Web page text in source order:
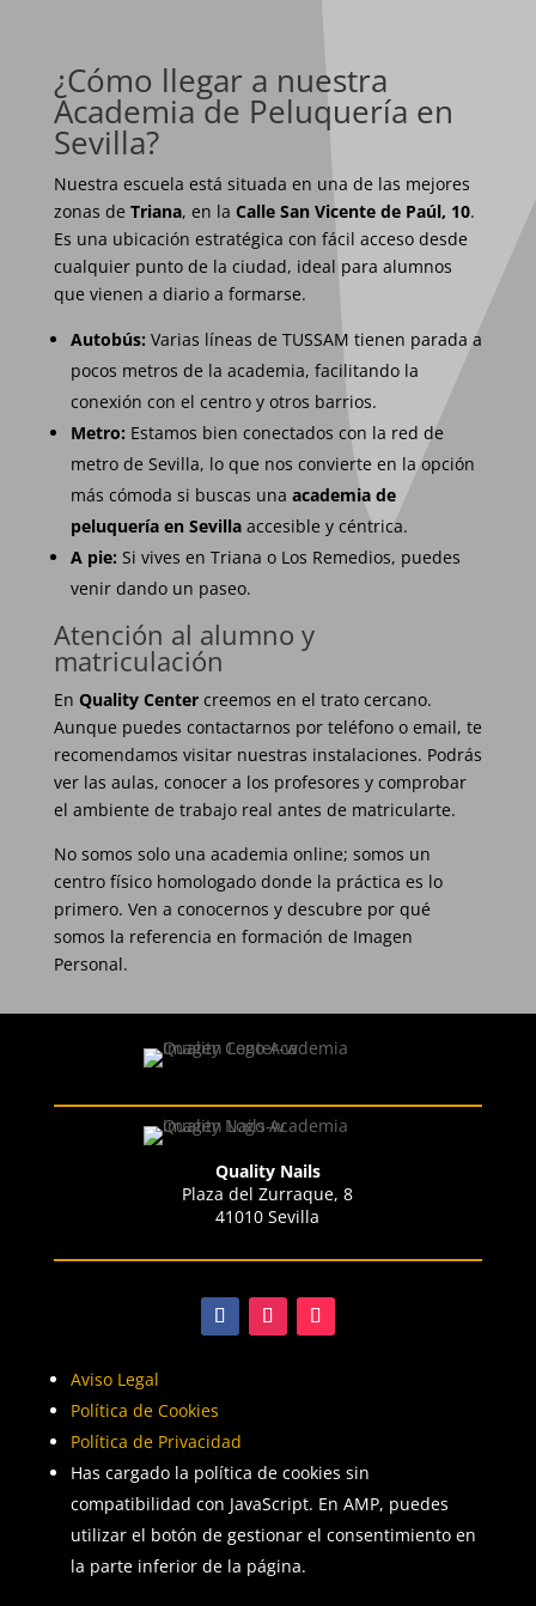
¿Cómo llegar a nuestra
Academia de Peluquería en
Sevilla?
Nuestra escuela está situada en una de las mejores
zonas de Triana, en la Calle San Vicente de Paúl, 10.
Es una ubicación estratégica con fácil acceso desde
cualquier punto de la ciudad, ideal para alumnos
que vienen a diario a formarse.
Autobús: Varias líneas de TUSSAM tienen parada a
pocos metros de la academia, facilitando la
conexión con el centro y otros barrios.
Metro: Estamos bien conectados con la red de
metro de Sevilla, lo que nos convierte en la opción
más cómoda si buscas una academia de
peluquería en Sevillaaccesible y céntrica.
A pie: Si vives en Triana o Los Remedios, puedes
venir dando un paseo.
Atención al alumno y
matriculación
En Quality Centercreemos en el trato cercano.
Aunque puedes contactarnos por teléfono o email, te
recomendamos visitar nuestras instalaciones. Podrás
ver las aulas, conocer a los profesores y comprobar
el ambiente de trabajo real antes de matricularte.
No somos solo una academia online; somos un
centro físico homologado donde la práctica es lo
primero. Ven a conocernos y descubre por qué
somos la referencia en formación de Imagen
Personal.
Quality Nails
Plaza del Zurraque, 8
41010 Sevilla
Aviso Legal
Política de Cookies
Política de Privacidad
Has cargado la política de cookies sin
compatibilidad con JavaScript. En AMP, puedes
utilizar el botón de gestionar el consentimiento en
la parte inferior de la página.